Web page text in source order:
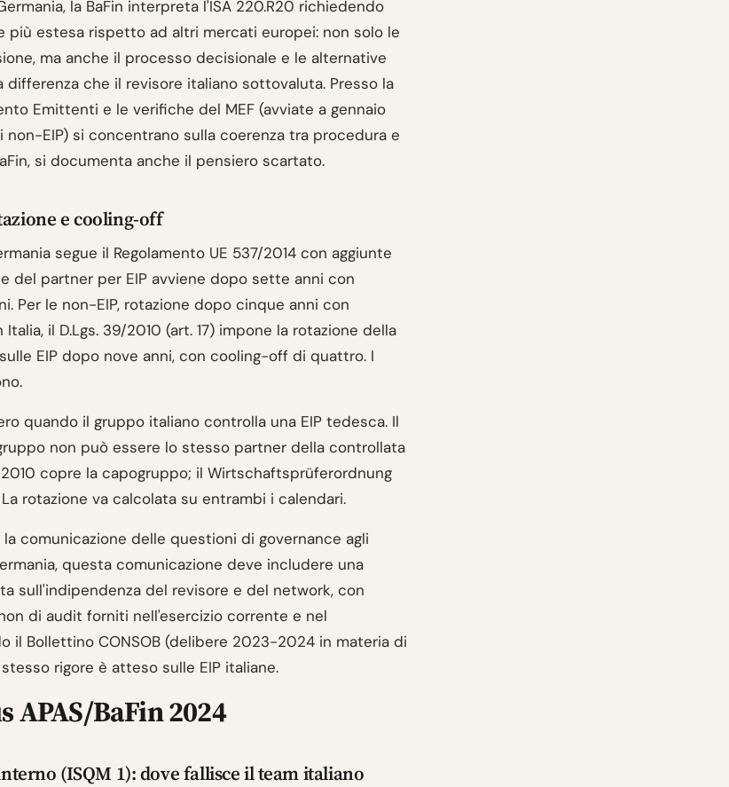
la BaFin interpreta l'ISA 220.R20 richiedendo
più estesa rispetto ad altri mercati europei: non solo le
ma anche il processo decisionale e le alternative
differenza che il revisore italiano sottovaluta. Presso la
Emittenti e le verifiche del MEF (avviate a gennaio
EIP) si concentrano sulla coerenza tra procedura e
si documenta anche il pensiero scartato.
e cooling-off
segue il Regolamento UE 537/2014 con aggiunte
del partner per EIP avviene dopo sette anni con
Per le non-EIP, rotazione dopo cinque anni con
il D.Lgs. 39/2010 (art. 17) impone la rotazione della
EIP dopo nove anni, con cooling-off di quattro. I
quando il gruppo italiano controlla una EIP tedesca. Il
non può essere lo stesso partner della controllata
copre la capogruppo; il Wirtschaftsprüferordnung
rotazione va calcolata su entrambi i calendari.
la comunicazione delle questioni di governance agli
questa comunicazione deve includere una
sull'indipendenza del revisore e del network, con
di audit forniti nell'esercizio corrente e nel
il Bollettino CONSOB (delibere 2023-2024 in materia di
rigore è atteso sulle EIP italiane.
APAS/BaFin 2024
(ISQM 1): dove fallisce il team italiano